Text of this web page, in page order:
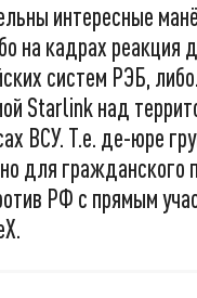
интересные
на кадрах реакция
систем РЭБ,
Starlink над
ВСУ. Т.е. де-юре
для гражданского
РФ с прямым